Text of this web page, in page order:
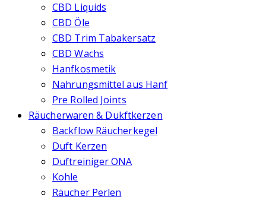
CBD Liquids
CBD Öle
CBD Trim Tabakersatz
CBD Wachs
Hanfkosmetik
Nahrungsmittel aus Hanf
Pre Rolled Joints
Räucherwaren & Dukftkerzen
Backflow Räucherkegel
Duft Kerzen
Duftreiniger ONA
Kohle
Räucher Perlen